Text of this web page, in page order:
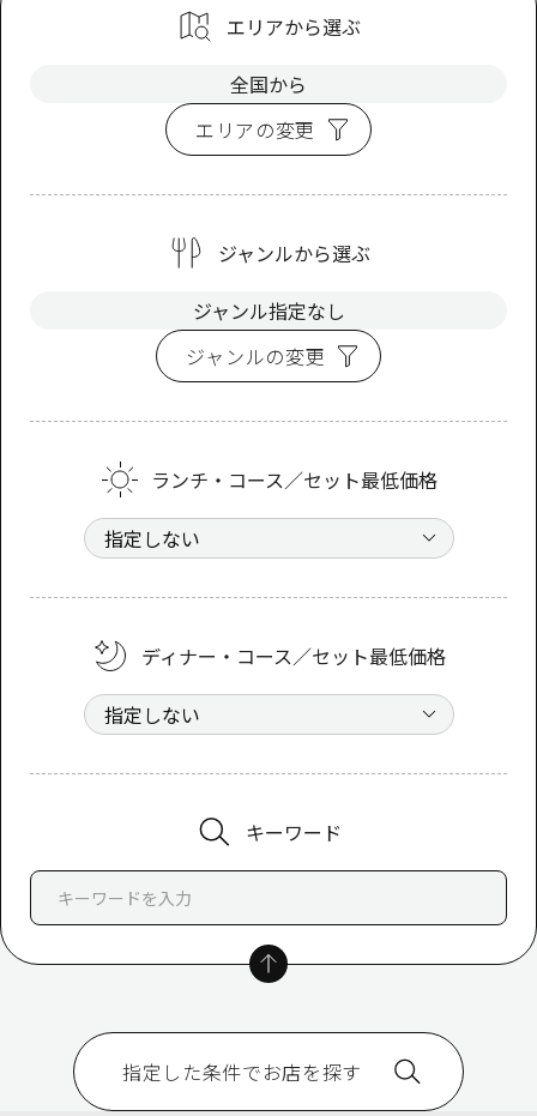
エリアから選ぶ
全国から
エリアの変更
ジャンルから選ぶ
ジャンル指定なし
ジャンルの変更
ランチ・コース／セット最低価格
ディナー・コース／セット最低価格
キーワード
指定した条件でお店を探す